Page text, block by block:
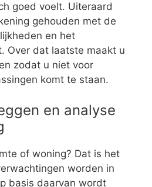
goed voelt. Uiteraard
gehouden met de
en het
Over dat laatste maakt u
zodat u niet voor
komt te staan.
en analyse
of woning? Dat is het
worden in
basis daarvan wordt